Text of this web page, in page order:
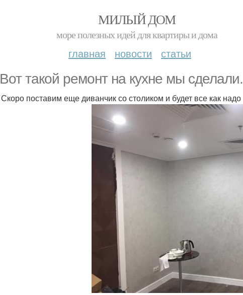
МИЛЫЙ ДОМ
море полезных идей для квартиры и дома
главная новости статьи
Вот такой ремонт на кухне мы сделали.
Скоро поставим еще диванчик со столиком и будет все как надо